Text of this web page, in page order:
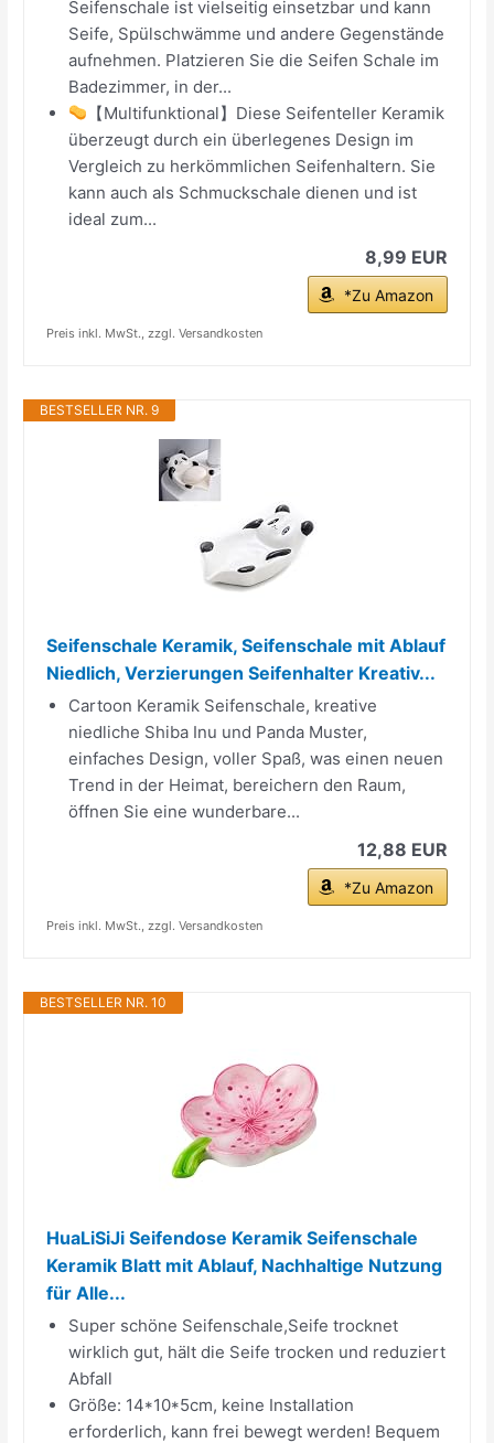
Seifenschale ist vielseitig einsetzbar und kann
Seife, Spülschwämme und andere Gegenstände
aufnehmen. Platzieren Sie die Seifen Schale im
Badezimmer, in der...
【Multifunktional】Diese Seifenteller Keramik
überzeugt durch ein überlegenes Design im
Vergleich zu herkömmlichen Seifenhaltern. Sie
kann auch als Schmuckschale dienen und ist
ideal zum...
8,99 EUR
*Zu Amazon
Preis inkl. MwSt., zzgl. Versandkosten
BESTSELLER NR. 9
Seifenschale Keramik, Seifenschale mit Ablauf
Niedlich, Verzierungen Seifenhalter Kreativ...
Cartoon Keramik Seifenschale, kreative
niedliche Shiba Inu und Panda Muster,
einfaches Design, voller Spaß, was einen neuen
Trend in der Heimat, bereichern den Raum,
öffnen Sie eine wunderbare...
12,88 EUR
*Zu Amazon
Preis inkl. MwSt., zzgl. Versandkosten
BESTSELLER NR. 10
HuaLiSiJi Seifendose Keramik Seifenschale
Keramik Blatt mit Ablauf, Nachhaltige Nutzung
für Alle...
Super schöne Seifenschale,Seife trocknet
wirklich gut, hält die Seife trocken und reduziert
Abfall
Größe: 14*10*5cm, keine Installation
erforderlich, kann frei bewegt werden! Bequem